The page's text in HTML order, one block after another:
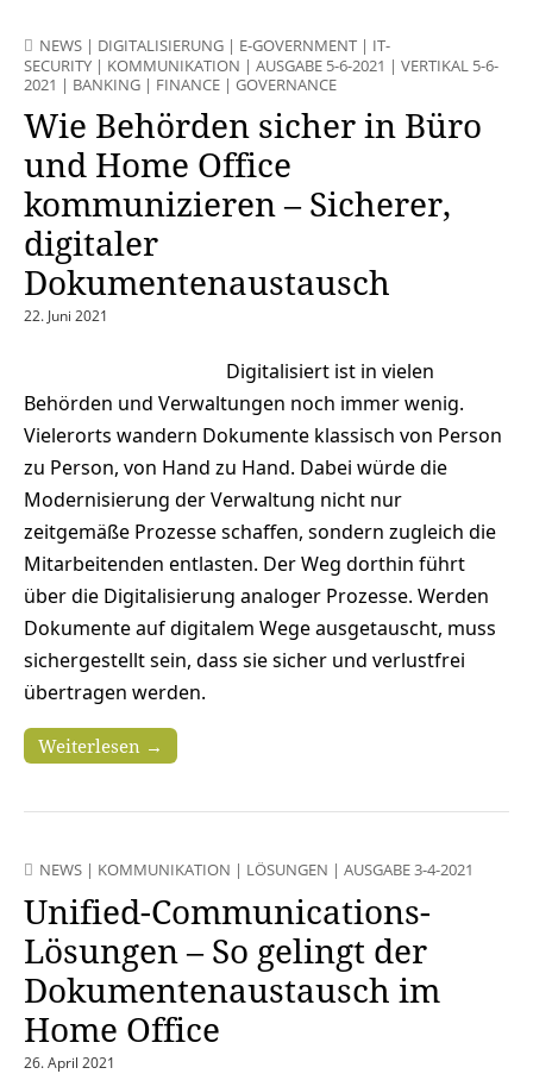
NEWS | DIGITALISIERUNG | E-GOVERNMENT | IT-
SECURITY | KOMMUNIKATION | AUSGABE 5-6-2021 | VERTIKAL 5-6-
2021 | BANKING | FINANCE | GOVERNANCE
Wie Behörden sicher in Büro
und Home Office
kommunizieren – Sicherer,
digitaler
Dokumentenaustausch
22. Juni 2021
Digitalisiert ist in vielen
Behörden und Verwaltungen noch immer wenig.
Vielerorts wandern Dokumente klassisch von Person
zu Person, von Hand zu Hand. Dabei würde die
Modernisierung der Verwaltung nicht nur
zeitgemäße Prozesse schaffen, sondern zugleich die
Mitarbeitenden entlasten. Der Weg dorthin führt
über die Digitalisierung analoger Prozesse. Werden
Dokumente auf digitalem Wege ausgetauscht, muss
sichergestellt sein, dass sie sicher und verlustfrei
übertragen werden.
Weiterlesen →
NEWS | KOMMUNIKATION | LÖSUNGEN | AUSGABE 3-4-2021
Unified-Communications-
Lösungen – So gelingt der
Dokumentenaustausch im
Home Office
26. April 2021